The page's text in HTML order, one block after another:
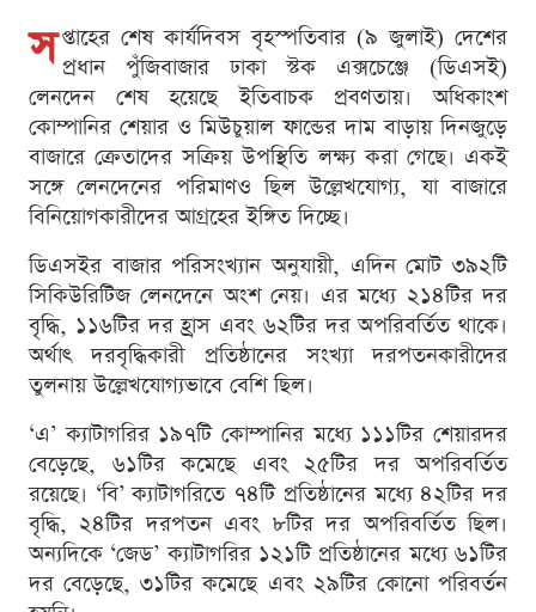
স প্তাহের শেষ কার্যদিবস বৃহস্পতিবার (৯ জুলাই) দেশের
প্রধান পুঁজিবাজার ঢাকা স্টক এক্সচেঞ্জে (ডিএসই)
লেনদেন শেষ হয়েছে ইতিবাচক প্রবণতায়। অধিকাংশ
কোম্পানির শেয়ার ও মিউচুয়াল ফান্ডের দাম বাড়ায় দিনজুড়ে
বাজারে ক্রেতাদের সক্রিয় উপস্থিতি লক্ষ্য করা গেছে। একই
সঙ্গে লেনদেনের পরিমাণও ছিল উল্লেখযোগ্য, যা বাজারে
বিনিয়োগকারীদের আগ্রহের ইঙ্গিত দিচ্ছে।
ডিএসইর বাজার পরিসংখ্যান অনুযায়ী, এদিন মোট ৩৯২টি
সিকিউরিটিজ লেনদেনে অংশ নেয়। এর মধ্যে ২১৪টির দর
বৃদ্ধি, ১১৬টির দর হ্রাস এবং ৬২টির দর অপরিবর্তিত থাকে।
অর্থাৎ দরবৃদ্ধিকারী প্রতিষ্ঠানের সংখ্যা দরপতনকারীদের
তুলনায় উল্লেখযোগ্যভাবে বেশি ছিল।
‘এ’ ক্যাটাগরির ১৯৭টি কোম্পানির মধ্যে ১১১টির শেয়ারদর
বেড়েছে, ৬১টির কমেছে এবং ২৫টির দর অপরিবর্তিত
রয়েছে। ‘বি’ ক্যাটাগরিতে ৭৪টি প্রতিষ্ঠানের মধ্যে ৪২টির দর
বৃদ্ধি, ২৪টির দরপতন এবং ৮টির দর অপরিবর্তিত ছিল।
অন্যদিকে ‘জেড’ ক্যাটাগরির ১২১টি প্রতিষ্ঠানের মধ্যে ৬১টির
দর বেড়েছে, ৩১টির কমেছে এবং ২৯টির কোনো পরিবর্তন